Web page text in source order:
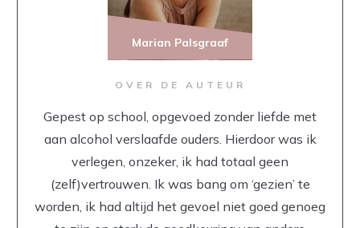
OVER DE AUTEUR
Gepest op school, opgevoed zonder liefde met
aan alcohol verslaafde ouders. Hierdoor was ik
verlegen, onzeker, ik had totaal geen
(zelf)vertrouwen. Ik was bang om ‘gezien’ te
worden, ik had altijd het gevoel niet goed genoeg
Marian Palsgraaf